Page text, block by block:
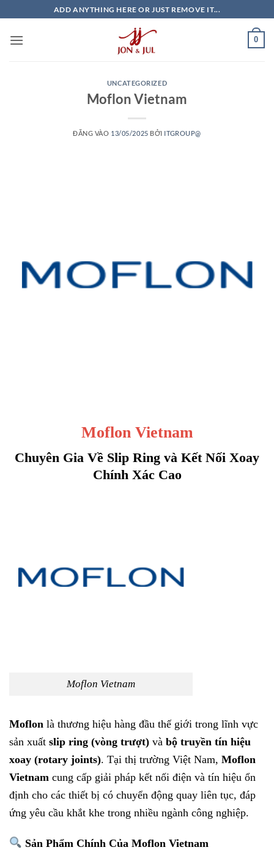
qua
nội
ADD ANYTHING HERE OR JUST REMOVE IT...
0
UNCATEGORIZED
Moflon Vietnam
ĐĂNG VÀO 13/05/2025 BỞI ITGROUP@
Moflon Vietnam
Chuyên Gia Về Slip Ring và Kết Nối Xoay
Chính Xác Cao
Moflon Vietnam
Moflon là thương hiệu hàng đầu thế giới trong lĩnh vực
sản xuất slip ring (vòng trượt) và bộ truyền tín hiệu
xoay (rotary joints). Tại thị trường Việt Nam, Moflon
Vietnam cung cấp giải pháp kết nối điện và tín hiệu ổn
định cho các thiết bị có chuyển động quay liên tục, đáp
ứng yêu cầu khắt khe trong nhiều ngành công nghiệp.
Sản Phẩm Chính Của Moflon Vietnam